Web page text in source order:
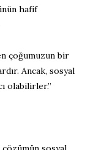
hafif
çoğumuzun bir
Ancak, sosyal
olabilirler.”